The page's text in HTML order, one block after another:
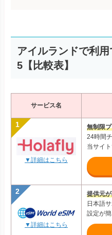
アイルランドで利
5【比較表】
サービス名
▼詳細はこちら
無制限
24時間
当サイ
▼詳細はこちら
提供元
日本語
設定が